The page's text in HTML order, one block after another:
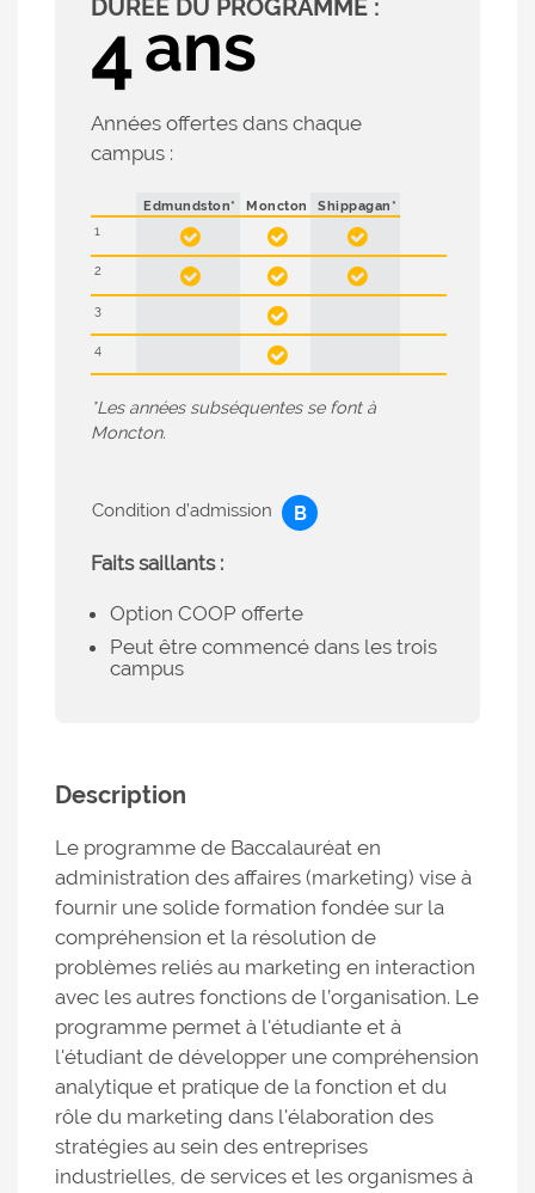
DURÉE DU PROGRAMME :
4ans
Années offertes dans chaque
campus :
Edmundston* Moncton
Shippagan*
1
  
2   
3 
4 
*Les années subséquentes se font à
Moncton.
Condition d’admission B
Faits saillants :
Option COOP offerte
Peut être commencé dans les trois
campus
Description
Le programme de Baccalauréat en
administration des affaires (marketing) vise à
fournir une solide formation fondée sur la
compréhension et la résolution de
problèmes reliés au marketing en interaction
avec les autres fonctions de l’organisation. Le
programme permet à l'étudiante et à
l'étudiant de développer une compréhension
analytique et pratique de la fonction et du
rôle du marketing dans l'élaboration des
stratégies au sein des entreprises
industrielles, de services et les organismes à